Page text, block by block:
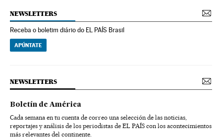
NEWSLETTERS
Receba o boletim diário do EL PAÍS Brasil
APÚNTATE
NEWSLETTERS
Boletín de América
Cada semana en tu cuenta de correo una selección de las noticias,
reportajes y análisis de los periodistas de EL PAÍS con los acontecimientos
más relevantes del continente.